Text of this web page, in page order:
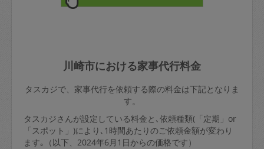
川崎市における家事代行料金
タスカジで、家事代行を依頼する際の料金は下記となりま
す。
タスカジさんが設定している料金と､依頼種類(「定期」or
「スポット」)により､1時間あたりのご依頼金額が変わり
ます｡（以下、2024年6月1日からの価格です）